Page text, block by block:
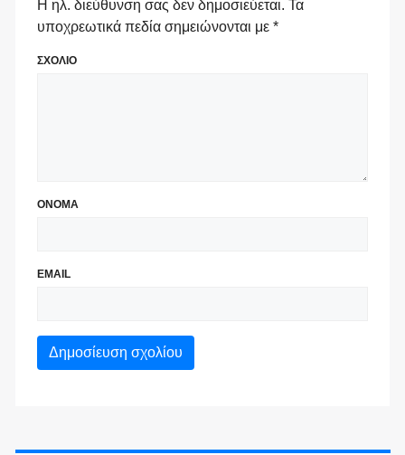
Η ηλ. διεύθυνση σας δεν δημοσιεύεται. Τα
υποχρεωτικά πεδία σημειώνονται με *
ΣΧΟΛΙΟ
ΟΝΟΜΑ
EMAIL